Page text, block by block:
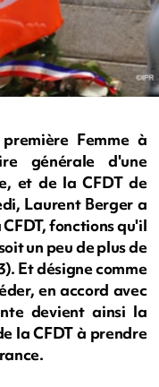
Femme à
générale d'une
et de la CFDT de
Laurent Berger a
fonctions qu'il
un peu de plus de
Et désigne comme
en accord avec
devient ainsi la
la CFDT à prendre